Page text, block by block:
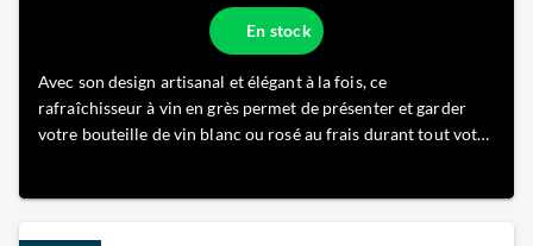
En stock
Avec son design artisanal et élégant à la fois, ce
rafraîchisseur à vin en grès permet de présenter et garder
votre bouteille de vin blanc ou rosé au frais durant tout votre